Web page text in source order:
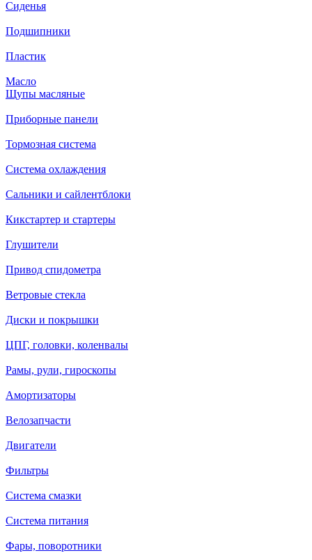
Сиденья
Подшипники
Пластик
Масло
Щупы масляные
Приборные панели
Тормозная система
Система охлаждения
Сальники и сайлентблоки
Кикстартер и стартеры
Глушители
Привод спидометра
Ветровые стекла
Диски и покрышки
ЦПГ, головки, коленвалы
Рамы, рули, гироскопы
Амортизаторы
Велозапчасти
Двигатели
Фильтры
Система смазки
Система питания
Фары, поворотники